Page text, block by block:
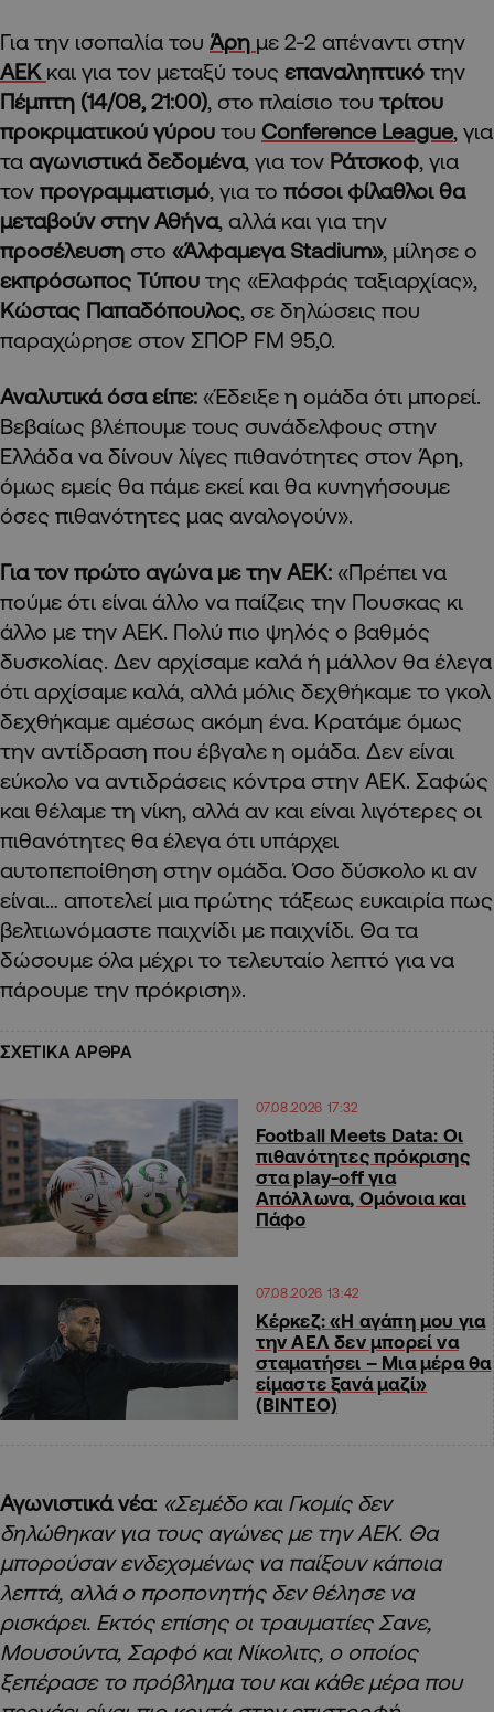
Για την ισοπαλία του Άρη με 2-2 απέναντι στην
ΑΕΚ και για τον μεταξύ τους επαναληπτικό την
Πέμπτη (14/08, 21:00), στο πλαίσιο του τρίτου
προκριματικού γύρου του Conference League, για
τα αγωνιστικά δεδομένα, για τον Ράτσκοφ, για
τον προγραμματισμό, για το πόσοι φίλαθλοι θα
μεταβούν στην Αθήνα, αλλά και για την
προσέλευση στο «Άλφαμεγα Stadium», μίλησε ο
εκπρόσωπος Τύπου της «Ελαφράς ταξιαρχίας»,
Κώστας Παπαδόπουλος, σε δηλώσεις που
παραχώρησε στον ΣΠΟΡ FM 95,0.
Αναλυτικά όσα είπε: «Έδειξε η ομάδα ότι μπορεί.
Βεβαίως βλέπουμε τους συνάδελφους στην
Ελλάδα να δίνουν λίγες πιθανότητες στον Άρη,
όμως εμείς θα πάμε εκεί και θα κυνηγήσουμε
όσες πιθανότητες μας αναλογούν».
Για τον πρώτο αγώνα με την ΑΕΚ: «Πρέπει να
πούμε ότι είναι άλλο να παίζεις την Πουσκας κι
άλλο με την ΑΕΚ. Πολύ πιο ψηλός ο βαθμός
δυσκολίας. Δεν αρχίσαμε καλά ή μάλλον θα έλεγα
ότι αρχίσαμε καλά, αλλά μόλις δεχθήκαμε το γκολ
δεχθήκαμε αμέσως ακόμη ένα. Κρατάμε όμως
την αντίδραση που έβγαλε η ομάδα. Δεν είναι
εύκολο να αντιδράσεις κόντρα στην ΑΕΚ. Σαφώς
και θέλαμε τη νίκη, αλλά αν και είναι λιγότερες οι
πιθανότητες θα έλεγα ότι υπάρχει
αυτοπεποίθηση στην ομάδα. Όσο δύσκολο κι αν
είναι… αποτελεί μια πρώτης τάξεως ευκαιρία πως
βελτιωνόμαστε παιχνίδι με παιχνίδι. Θα τα
δώσουμε όλα μέχρι το τελευταίο λεπτό για να
πάρουμε την πρόκριση».
ΣΧΕΤΙΚΑ ΑΡΘΡΑ
07.08.2026 17:32
Football Meets Data: Οι
πιθανότητες πρόκρισης
στα play-off για
Απόλλωνα, Ομόνοια και
Πάφο
07.08.2026 13:42
Κέρκεζ: «Η αγάπη μου για
την ΑΕΛ δεν μπορεί να
σταματήσει – Μια μέρα θα
είμαστε ξανά μαζί»
(ΒΙΝΤΕΟ)
Αγωνιστικά νέα: «Σεμέδο και Γκομίς δεν
δηλώθηκαν για τους αγώνες με την ΑΕΚ. Θα
μπορούσαν ενδεχομένως να παίξουν κάποια
λεπτά, αλλά ο προπονητής δεν θέλησε να
ρισκάρει. Εκτός επίσης οι τραυματίες Σανε,
Μουσούντα, Σαρφό και Νίκολιτς, ο οποίος
ξεπέρασε το πρόβλημα του και κάθε μέρα που